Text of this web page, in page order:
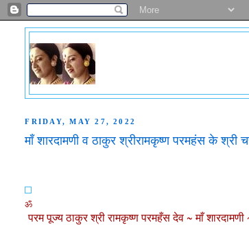
FRIDAY, MAY 27, 2022
माँ शारदामणी व ठाकुर श्रीरामकृष्ण परमहंस के श्री
ॐ
परम पूज्य ठाकुर श्री रामकृष्ण परमहँस देव ~ माँ शारदामणी